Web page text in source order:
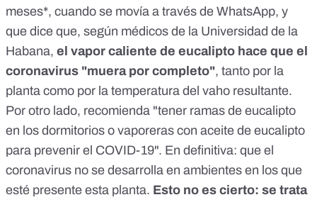
meses*, cuando se movía a través de WhatsApp, y
que dice que, según médicos de la Universidad de la
Habana, el vapor caliente de eucalipto hace que el
coronavirus "muera por completo", tanto por la
planta como por la temperatura del vaho resultante.
Por otro lado, recomienda "tener ramas de eucalipto
en los dormitorios o vaporeras con aceite de eucalipto
para prevenir el COVID-19". En definitiva: que el
coronavirus no se desarrolla en ambientes en los que
esté presente esta planta. Esto no es cierto: se trata